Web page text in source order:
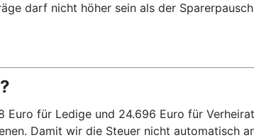
darf nicht höher sein als der
für Ledige und 24.696 Euro für
Damit wir die Steuer nicht automatisch